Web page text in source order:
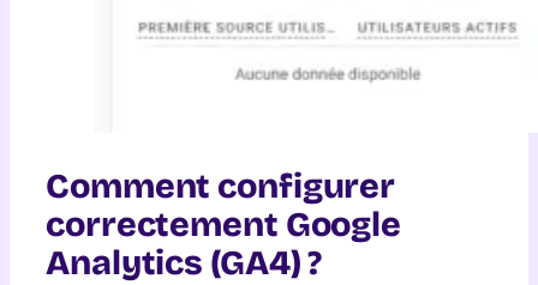
Comment configurer
correctement Google
Analytics (GA4) ?